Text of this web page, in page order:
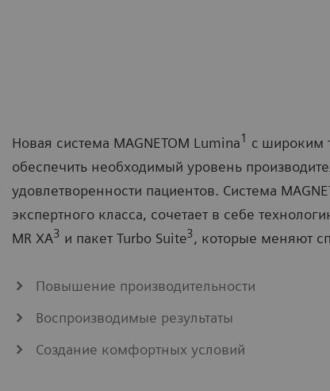
Новая система MAGNETOM Lumina1 c широким
обеспечить необходимый уровень
удовлетворенности пациентов. Система
экспертного класса, сочетает в себе
MR XA3 и пакет Turbo Suite3, которые меняют
Повышение производительности
Воспроизводимые результаты
Создание комфортных условий